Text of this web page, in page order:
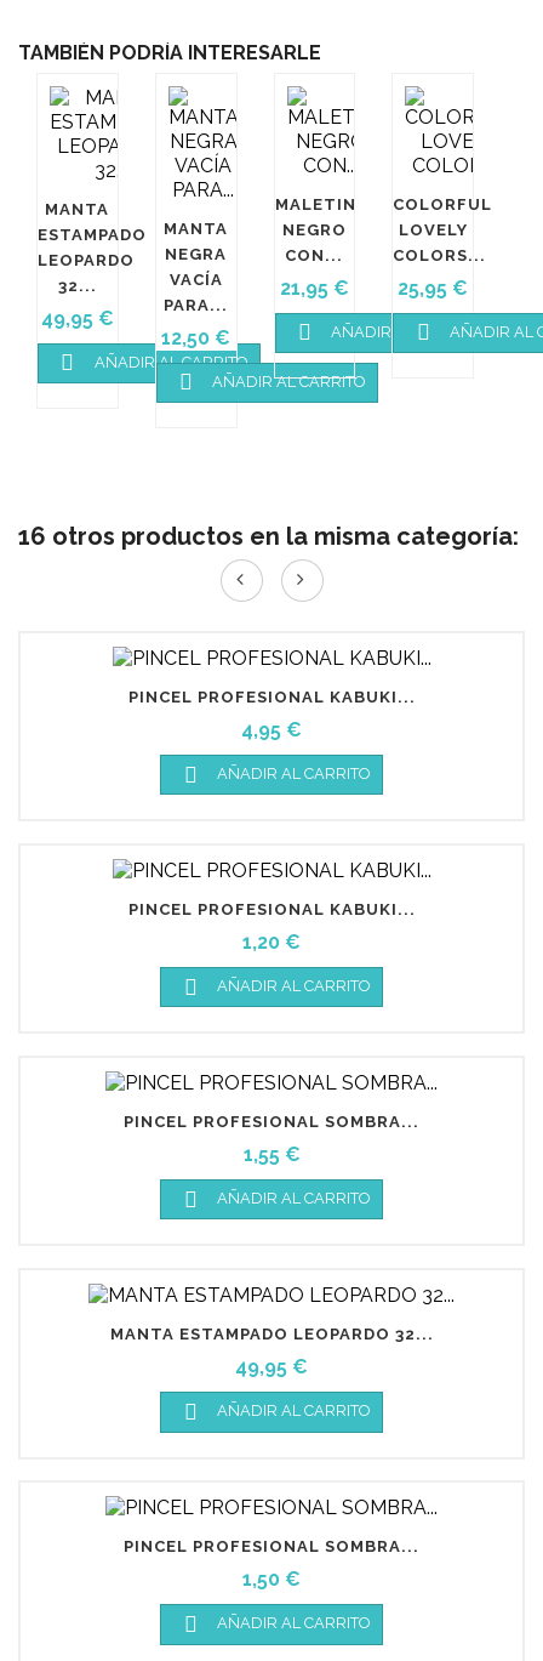
TAMBIÉN PODRÍA INTERESARLE
MANTA
ESTAMPADO
LEOPARDO
32...
Precio
49,95 €
 AÑADIR AL CARRITO
MANTA
NEGRA
VACÍA
PARA...
Precio
12,50 €
 AÑADIR AL CARRITO
MALETIN
NEGRO
CON...
Precio
21,95 €
 AÑADIR AL CARRITO
COLORFUL
LOVELY
COLORS...
Precio
25,95 €
 AÑADIR AL
16 otros productos en la misma categoría:
PINCEL PROFESIONAL KABUKI...
Precio
4,95 €
 AÑADIR AL CARRITO
PINCEL PROFESIONAL KABUKI...
Precio
1,20 €
 AÑADIR AL CARRITO
PINCEL PROFESIONAL SOMBRA...
Precio
1,55 €
 AÑADIR AL CARRITO
MANTA ESTAMPADO LEOPARDO 32...
Precio
49,95 €
 AÑADIR AL CARRITO
PINCEL PROFESIONAL SOMBRA...
Precio
1,50 €
 AÑADIR AL CARRITO